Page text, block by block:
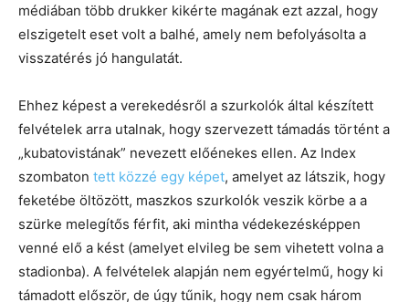
médiában több drukker kikérte magának ezt azzal, hogy
elszigetelt eset volt a balhé, amely nem befolyásolta a
visszatérés jó hangulatát.
Ehhez képest a verekedésről a szurkolók által készített
felvételek arra utalnak, hogy szervezett támadás történt a
„kubatovistának” nevezett előénekes ellen. Az Index
szombaton tett közzé egy képet, amelyet az látszik, hogy
feketébe öltözött, maszkos szurkolók veszik körbe a a
szürke melegítős férfit, aki mintha védekezésképpen
venné elő a kést (amelyet elvileg be sem vihetett volna a
stadionba). A felvételek alapján nem egyértelmű, hogy ki
támadott először, de úgy tűnik, hogy nem csak három